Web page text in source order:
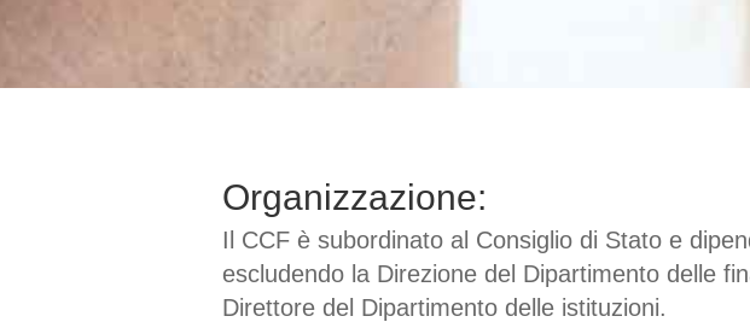
Organizzazione:
Il CCF è subordinato al Consiglio di Stato e
escludendo la Direzione del Dipartimento delle
Direttore del Dipartimento delle istituzioni.